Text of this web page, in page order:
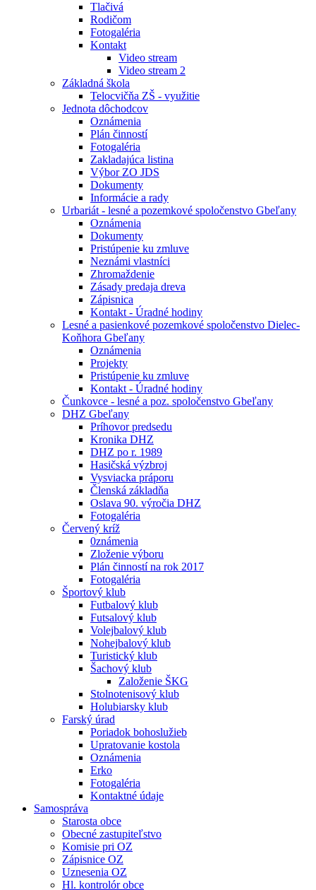
Tlačivá
Rodičom
Fotogaléria
Kontakt
Video stream
Video stream 2
Základná škola
Telocvičňa ZŠ - využitie
Jednota dôchodcov
Oznámenia
Plán činností
Fotogaléria
Zakladajúca listina
Výbor ZO JDS
Dokumenty
Informácie a rady
Urbariát - lesné a pozemkové spoločenstvo Gbeľany
Oznámenia
Dokumenty
Pristúpenie ku zmluve
Neznámi vlastníci
Zhromaždenie
Zásady predaja dreva
Zápisnica
Kontakt - Úradné hodiny
Lesné a pasienkové pozemkové spoločenstvo Dielec-
Koňhora Gbeľany
Oznámenia
Projekty
Pristúpenie ku zmluve
Kontakt - Úradné hodiny
Čunkovce - lesné a poz. spoločenstvo Gbeľany
DHZ Gbeľany
Príhovor predsedu
Kronika DHZ
DHZ po r. 1989
Hasičská výzbroj
Vysviacka práporu
Členská základňa
Oslava 90. výročia DHZ
Fotogaléria
Červený kríž
0známenia
Zloženie výboru
Plán činností na rok 2017
Fotogaléria
Športový klub
Futbalový klub
Futsalový klub
Volejbalový klub
Nohejbalový klub
Turistický klub
Šachový klub
Založenie ŠKG
Stolnotenisový klub
Holubiarsky klub
Farský úrad
Poriadok bohoslužieb
Upratovanie kostola
Oznámenia
Erko
Fotogaléria
Kontaktné údaje
Samospráva
Starosta obce
Obecné zastupiteľstvo
Komisie pri OZ
Zápisnice OZ
Uznesenia OZ
Hl. kontrolór obce